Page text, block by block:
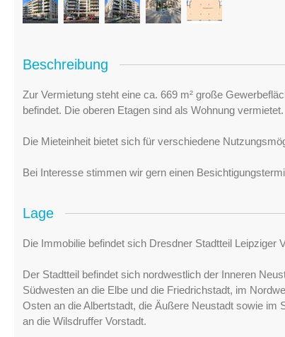
Beschreibung
Zur Vermietung steht eine ca. 669 m² große
befindet. Die oberen Etagen sind als Wohnung vermietet.
Die Mieteinheit bietet sich für verschiedene
Bei Interesse stimmen wir gern einen
Lage
Die Immobilie befindet sich Dresdner Stadtteil Leipziger
Der Stadtteil befindet sich nordwestlich der Inneren
Südwesten an die Elbe und die Friedrichstadt, im
Osten an die Albertstadt, die Äußere Neustadt sowie im
an die Wilsdruffer Vorstadt.